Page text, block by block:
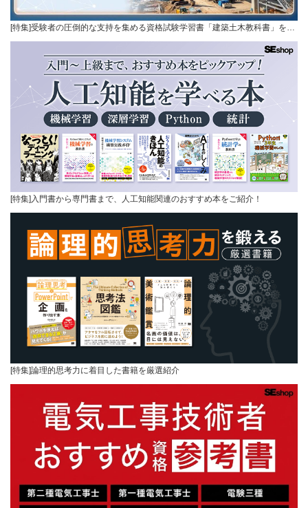
[特集]受験者の圧倒的な支持を集める資格試験学習書「建築土木教科書」を…
[特集]入門書から専門書まで、人工知能関連のおすすめ本をご紹介！
[特集]論理的思考力に着目した書籍を厳選紹介